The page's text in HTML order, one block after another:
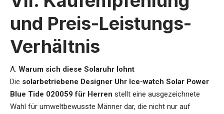
und Preis-Leistungs-
Verhältnis
A. Warum sich diese Solaruhr lohnt
Die solarbetriebene Designer Uhr Ice-watch Solar Power
Blue Tide 020059 für Herren stellt eine ausgezeichnete
Wahl für umweltbewusste Männer dar, die nicht nur auf